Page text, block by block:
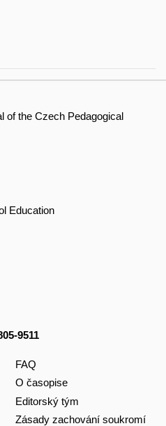
of the Czech Pedagogical
Education
9511
FAQ
O časopise
Editorský tým
Zásady zachování soukromí